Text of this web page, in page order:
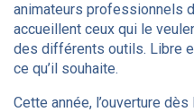
animateurs professionnels
accueillent ceux qui le
des différents outils. Libre
ce qu’il souhaite.
Cette année, l’ouverture